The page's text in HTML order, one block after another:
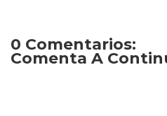
0 Comentarios:
Comenta A